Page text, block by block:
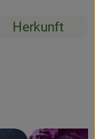
Herkunft